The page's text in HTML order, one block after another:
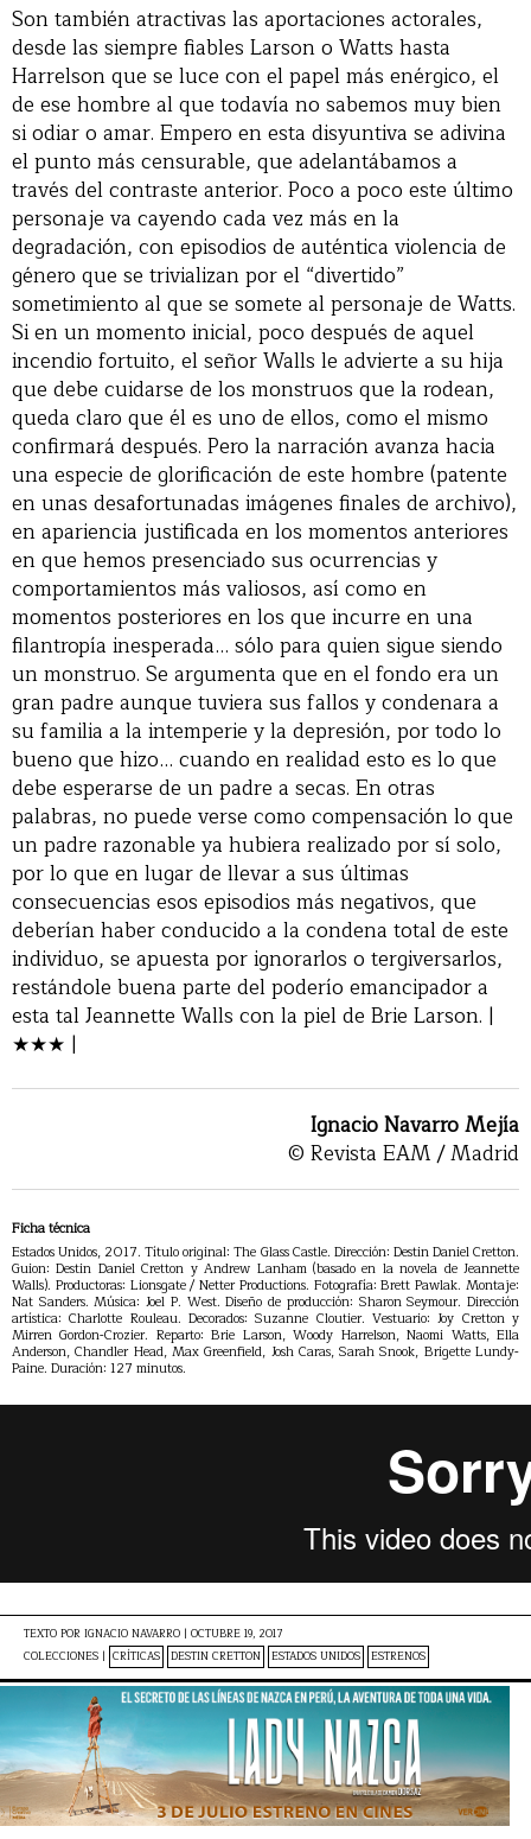
Son también atractivas las aportaciones actorales,
desde las siempre fiables Larson o Watts hasta
Harrelson que se luce con el papel más enérgico, el
de ese hombre al que todavía no sabemos muy bien
si odiar o amar. Empero en esta disyuntiva se adivina
el punto más censurable, que adelantábamos a
través del contraste anterior. Poco a poco este último
personaje va cayendo cada vez más en la
degradación, con episodios de auténtica violencia de
género que se trivializan por el “divertido”
sometimiento al que se somete al personaje de Watts.
Si en un momento inicial, poco después de aquel
incendio fortuito, el señor Walls le advierte a su hija
que debe cuidarse de los monstruos que la rodean,
queda claro que él es uno de ellos, como el mismo
confirmará después. Pero la narración avanza hacia
una especie de glorificación de este hombre (patente
en unas desafortunadas imágenes finales de archivo),
en apariencia justificada en los momentos anteriores
en que hemos presenciado sus ocurrencias y
comportamientos más valiosos, así como en
momentos posteriores en los que incurre en una
filantropía inesperada… sólo para quien sigue siendo
un monstruo. Se argumenta que en el fondo era un
gran padre aunque tuviera sus fallos y condenara a
su familia a la intemperie y la depresión, por todo lo
bueno que hizo… cuando en realidad esto es lo que
debe esperarse de un padre a secas. En otras
palabras, no puede verse como compensación lo que
un padre razonable ya hubiera realizado por sí solo,
por lo que en lugar de llevar a sus últimas
consecuencias esos episodios más negativos, que
deberían haber conducido a la condena total de este
individuo, se apuesta por ignorarlos o tergiversarlos,
restándole buena parte del poderío emancipador a
esta tal Jeannette Walls con la piel de Brie Larson. |
★★★ |
Ignacio Navarro Mejía
© Revista EAM / Madrid
Ficha técnica
Estados Unidos, 2017. Título original: The Glass Castle. Dirección: Destin Daniel Cretton.
Guion: Destin Daniel Cretton y Andrew Lanham (basado en la novela de Jeannette
Walls). Productoras: Lionsgate / Netter Productions. Fotografía: Brett Pawlak. Montaje:
Nat Sanders. Música: Joel P. West. Diseño de producción: Sharon Seymour. Dirección
artística: Charlotte Rouleau. Decorados: Suzanne Cloutier. Vestuario: Joy Cretton y
Mirren Gordon-Crozier. Reparto: Brie Larson, Woody Harrelson, Naomi Watts, Ella
Anderson, Chandler Head, Max Greenfield, Josh Caras, Sarah Snook, Brigette Lundy-
Paine. Duración: 127 minutos.
TEXTO POR IGNACIO NAVARRO | OCTUBRE 19, 2017
COLECCIONES | CRÍTICAS DESTIN CRETTON ESTADOS UNIDOS ESTRENOS